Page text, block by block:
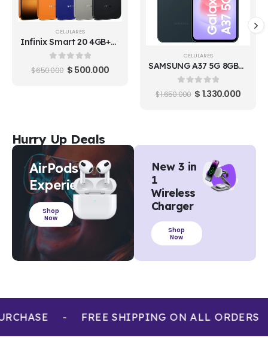
CELULARES
Infinix Smart 20 4GB+4GB/128GB
out of 5
$650.000 $500.000
CELULARES
SAMSUNG A37 5G 8GB/256GB
0 out of 5
$1.650.000 $1.330.000
Hurry Up Deals
AirPods
Experience
Shop
Now
New 3 in
1
Wireless
Charger
Shop
Now
- FREE SHIPPING ON ALL ORDERS